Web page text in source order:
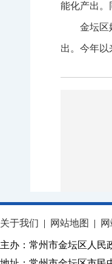
能化产出。
金坛区
出。今年
关于我们 | 网站地图 |
主办：常州市金坛区人民